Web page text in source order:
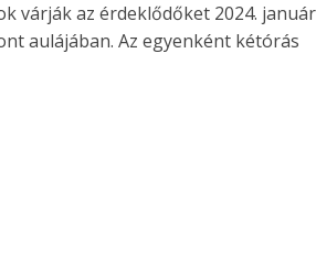
várják az érdeklődőket 2024.
aulájában. Az egyenként kétórás